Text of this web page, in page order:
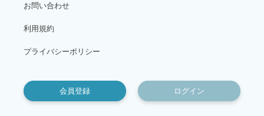
お問い合わせ
利用規約
プライバシーポリシー
会員登録 ログイン